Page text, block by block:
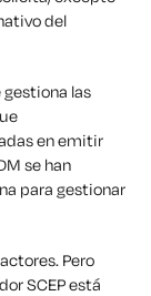
del
gestiona las
en emitir
se han
para gestionar
Pero
SCEP está